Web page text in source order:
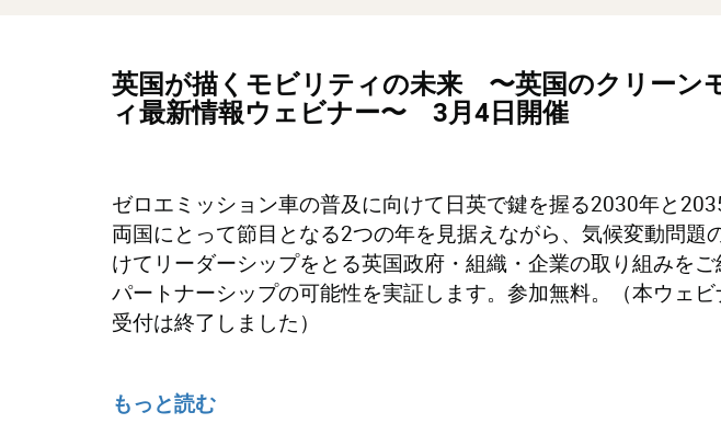
英国が描くモビリティの未来 〜英国のクリーン
ィ最新情報ウェビナー〜 3月4日開催
ゼロエミッション車の普及に向けて日英で鍵を握る2030年と
両国にとって節目となる2つの年を見据えながら、気候変動問題
けてリーダーシップをとる英国政府・組織・企業の取り組みを
パートナーシップの可能性を実証します。参加無料。（本ウェ
受付は終了しました）
もっと読む